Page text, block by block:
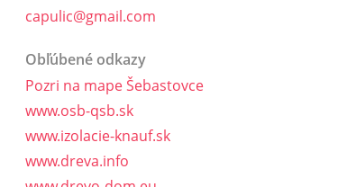
capulic@gmail.com
Obľúbené odkazy
Pozri na mape Šebastovce
www.osb-qsb.sk
www.izolacie-knauf.sk
www.dreva.info